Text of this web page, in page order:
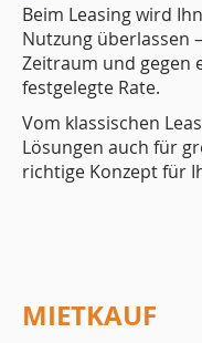
Beim Leasing wird
Nutzung überlassen
Zeitraum und gegen
festgelegte Rate.
Vom klassischen
Lösungen auch für
richtige Konzept für
MIETKAUF